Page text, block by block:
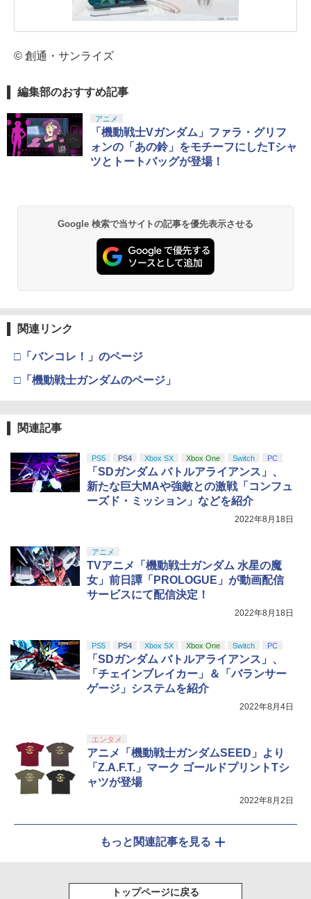
© 創通・サンライズ
編集部のおすすめ記事
アニメ
「機動戦士Vガンダム」ファラ・グリフ
ォンの「あの鈴」をモチーフにしたTシャ
ツとトートバッグが登場！
Google 検索で当サイトの記事を優先表示させる
関連リンク
□「バンコレ！」のページ
□「機動戦士ガンダムのページ」
関連記事
PS5 PS4 Xbox SX Xbox One Switch PC
「SDガンダム バトルアライアンス」、
新たな巨大MAや強敵との激戦「コンフュ
ーズド・ミッション」などを紹介
2022年8月18日
アニメ
TVアニメ「機動戦士ガンダム 水星の魔
女」前日譚「PROLOGUE」が動画配信
サービスにて配信決定！
2022年8月18日
PS5 PS4 Xbox SX Xbox One Switch PC
「SDガンダム バトルアライアンス」、
「チェインブレイカー」＆「バランサー
ゲージ」システムを紹介
2022年8月4日
エンタメ
アニメ「機動戦士ガンダムSEED」より
「Z.A.F.T.」マーク ゴールドプリントTシ
ャツが登場
2022年8月2日
もっと関連記事を見る
トップページに戻る